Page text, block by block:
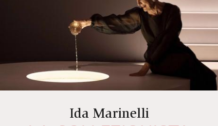
Ida Marinelli